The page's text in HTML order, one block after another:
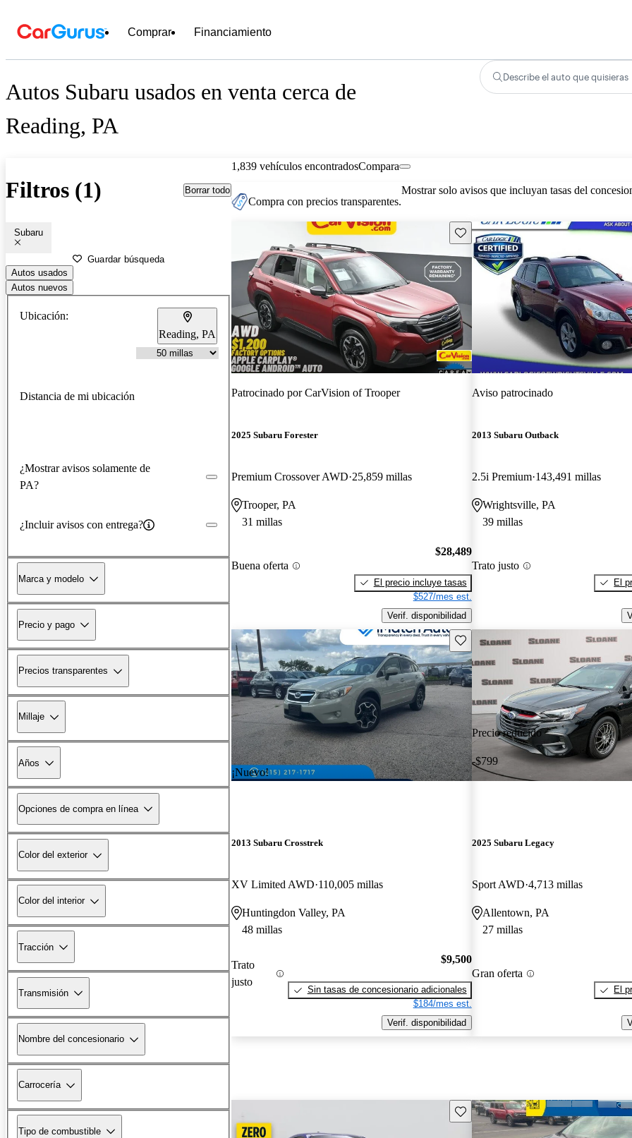
Comprar Financiamiento
Autos Subaru usados en venta cerca de
Reading, PA
Describe el auto que quisieras
Filtros (1) Borrar todo
Subaru
Guardar búsqueda
Autos usados
Autos nuevos
Ubicación:
Reading, PA
Distancia de mi ubicación
¿Mostrar avisos solamente de
PA?
¿Incluir avisos con entrega?
Marca y modelo
Precio y pago
Precios transparentes
Millaje
Años
Opciones de compra en línea
Color del exterior
Color del interior
Tracción
Transmisión
Nombre del concesionario
Carrocería
Tipo de combustible
1,839 vehículos encontradosCompara
Compra con precios transparentes.
Mostrar solo avisos que incluyan tasas del
Guarda este Aviso
Patrocinado porCarVision of Trooper
2025 Subaru Forester
Premium Crossover AWD 25,859 millas
Trooper, PA
31 millas
Buena oferta
$28,489
El precio incluye tasas
$527/mes est.
Verif. disponibilidad
Aviso patrocinado
2013 Subaru Outback
2.5i Premium 143,491 millas
Wrightsville, PA
39 millas
Trato justo
El
¡Nuevo!
Guarda este Aviso
2013 Subaru Crosstrek
XV Limited AWD 110,005 millas
Huntingdon Valley, PA
48 millas
Trato
justo
$9,500
Sin tasas de concesionario adicionales
$184/mes est.
Verif. disponibilidad
Precio reducido
-$799
2025 Subaru Legacy
Sport AWD 4,713 millas
Allentown, PA
27 millas
Gran oferta
El
Guarda este Aviso